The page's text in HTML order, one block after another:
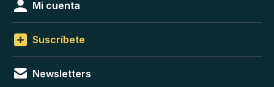
Mi cuenta
Suscríbete
Newsletters